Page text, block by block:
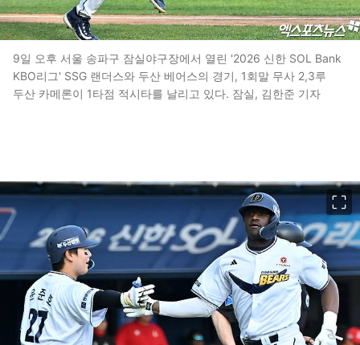
9일 오후 서울 송파구 잠실야구장에서 열린 '2026 신한 SOL Bank
KBO리그' SSG 랜더스와 두산 베어스의 경기, 1회말 무사 2,3루
두산 카메론이 1타점 적시타를 날리고 있다. 잠실, 김한준 기자